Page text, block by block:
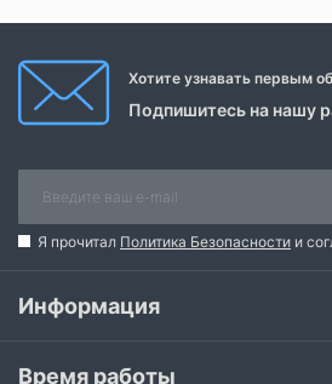
Хотите узнавать первым
Подпишитесь на нашу
Я прочитал Политика Безопасности и
Информация
Время работы